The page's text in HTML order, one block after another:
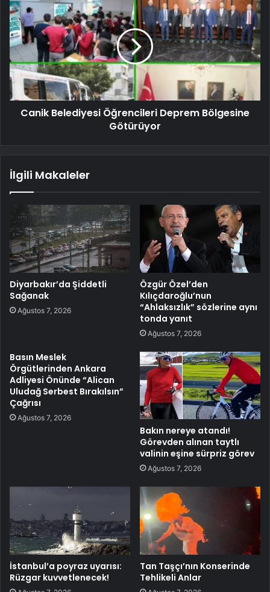
Canik Belediyesi Öğrencileri Deprem Bölgesine
Götürüyor
İlgili Makaleler
Diyarbakır’da Şiddetli
Sağanak
Ağustos 7, 2026
Özgür Özel’den
Kılıçdaroğlu’nun
“Ahlaksızlık” sözlerine aynı
tonda yanıt
Ağustos 7, 2026
Basın Meslek
Örgütlerinden Ankara
Adliyesi Önünde “Alican
Uludağ Serbest Bırakılsın”
Çağrısı
Ağustos 7, 2026
Bakın nereye atandı!
Görevden alınan taytlı
valinin eşine sürpriz görev
Ağustos 7, 2026
İstanbul’a poyraz uyarısı:
Rüzgar kuvvetlenecek!
Tan Taşçı’nın Konserinde
Tehlikeli Anlar